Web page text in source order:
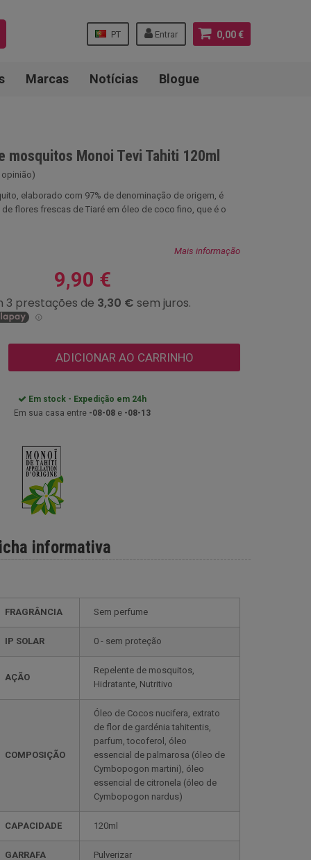
0,00 €
Entrar
PT
Marcas Notícias Blogue
mosquitos Monoi Tevi Tahiti 120ml
opinião)
elaborado com 97% de denominação de origem, é
flores frescas de Tiaré em óleo de coco fino, que é o
Mais informação
9,90 €
ADICIONAR AO CARRINHO
Em stock - Expedição em 24h
Em sua casa entre -08-08 e -08-13
informativa
FRAGRÂNCIA Sem perfume
IP SOLAR 0 - sem proteção
AÇÃO
Repelente de mosquitos,
Hidratante, Nutritivo
COMPOSIÇÃO
Óleo de Cocos nucifera, extrato
de flor de gardénia tahitentis,
parfum, tocoferol, óleo
essencial de palmarosa (óleo de
Cymbopogon martini), óleo
essencial de citronela (óleo de
Cymbopogon nardus)
CAPACIDADE 120ml
GARRAFA Pulverizar